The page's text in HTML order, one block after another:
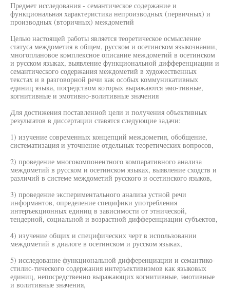
Предмет исследования - семантическое содержание и
функциональная характеристика непроизводных (первичных) и
производных (вторичных) междометий
Целью настоящей работы является теоретическое осмысление
статуса междометия в общем, русском и осетинском языкознании,
многоплановое комплексное описание междометий в осетинском
и русском языках, выявление функциональной дифференциации и
семантического содержания междометий в художественных
текстах и в разговорной речи как особых коммуникативных
единиц языка, посредством которых выражаются эмо-тивные,
когнитивные и эмотивно-волитивные значения
Для достижения поставленной цели и получения объективных
результатов в диссертации ставятся следующие задачи:
1) изучение современных концепций междометия, обобщение,
систематизация и уточнение отдельных теоретических вопросов,
2) проведение многокомпонентного компаративного анализа
междометий в русском и осетинском языках, выявление сходств и
различий в системе междометий русского и осетинского языков,
3) проведение экспериментального анализа устной речи
информантов, определение специфики употребления
интеръекционных единиц в зависимости от этнической,
тендерной, социальной и возрастной дифференциации субъектов,
4) изучение общих и специфических черт в использовании
междометий в диалоге в осетинском и русском языках,
5) исследование функциональной дифференциации и семантико-
стилис-тического содержания интеръективизмов как языковых
единиц, непосредственно выражающих когнитивные, эмотивные
и волитивные значения,